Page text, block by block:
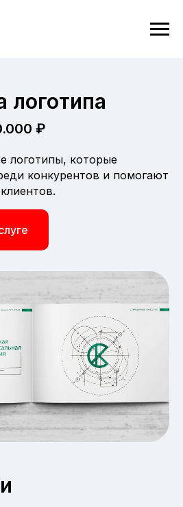
логотипа
₽
логотипы, которые
конкурентов и помогают